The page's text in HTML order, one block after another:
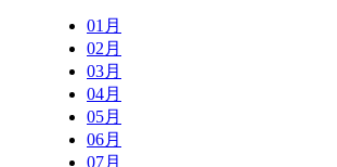
01月
02月
03月
04月
05月
06月
07月